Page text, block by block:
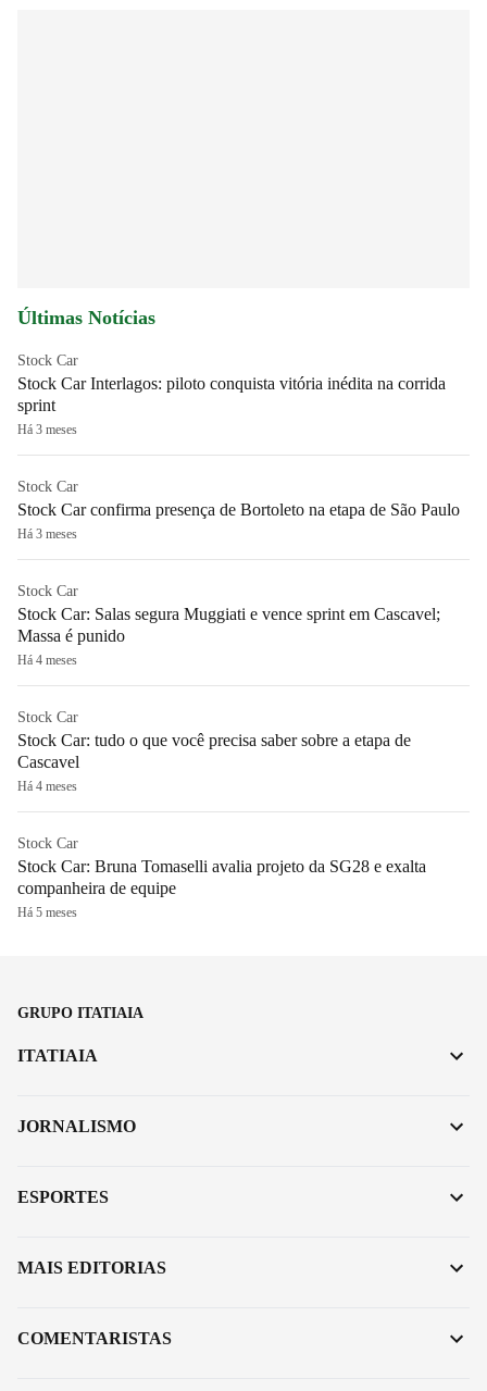
Últimas Notícias
Stock Car
Stock Car Interlagos: piloto conquista vitória inédita na corrida
sprint
Há 3 meses
Stock Car
Stock Car confirma presença de Bortoleto na etapa de São Paulo
Há 3 meses
Stock Car
Stock Car: Salas segura Muggiati e vence sprint em Cascavel;
Massa é punido
Há 4 meses
Stock Car
Stock Car: tudo o que você precisa saber sobre a etapa de
Cascavel
Há 4 meses
Stock Car
Stock Car: Bruna Tomaselli avalia projeto da SG28 e exalta
companheira de equipe
Há 5 meses
GRUPO ITATIAIA
ITATIAIA
JORNALISMO
ESPORTES
MAIS EDITORIAS
COMENTARISTAS